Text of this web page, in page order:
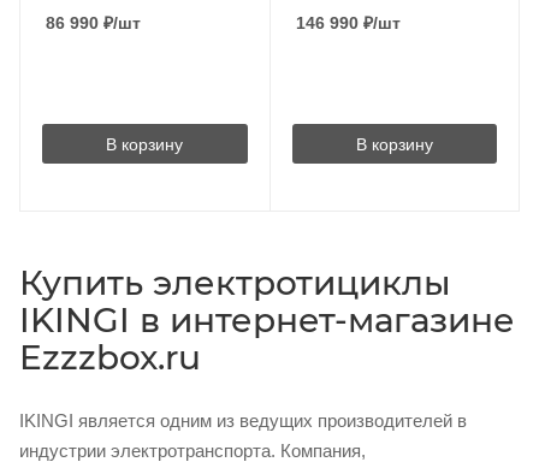
86 990 ₽/шт
В корзину
146 990₽/шт
В корзину
Купить электротициклы
IKINGI в интернет-магазине
Ezzzbox.ru
IKINGI является одним из ведущих производителей в
индустрии электротранспорта. Компания,